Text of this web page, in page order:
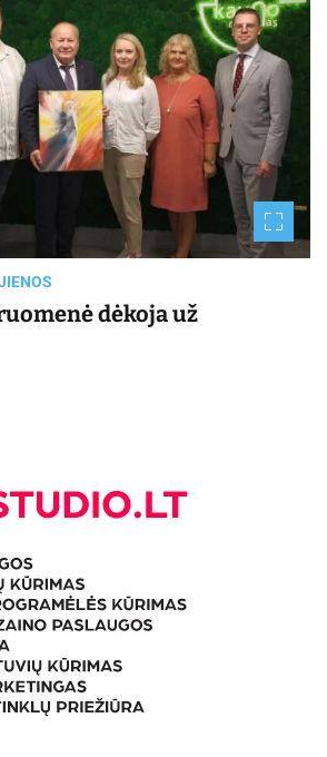
t
i
m
a
t
e
d
a
d
m
e
dėkoja už